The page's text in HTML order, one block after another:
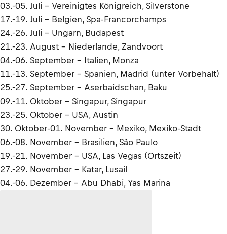
03.-05. Juli – Vereinigtes Königreich, Silverstone
17.-19. Juli – Belgien, Spa-Francorchamps
24.-26. Juli – Ungarn, Budapest
21.-23. August – Niederlande, Zandvoort
04.-06. September – Italien, Monza
11.-13. September – Spanien, Madrid (unter Vorbehalt)
25.-27. September – Aserbaidschan, Baku
09.-11. Oktober – Singapur, Singapur
23.-25. Oktober – USA, Austin
30. Oktober-01. November – Mexiko, Mexiko-Stadt
06.-08. November – Brasilien, São Paulo
19.-21. November – USA, Las Vegas (Ortszeit)
27.-29. November – Katar, Lusail
04.-06. Dezember – Abu Dhabi, Yas Marina